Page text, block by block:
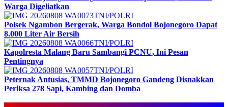
Warga Digeliatkan
TNI/POLRI
Polsek Ngambon Bergerak, Warga Bondol Bojonegoro Dapat
8.000 Liter Air Bersih
TNI/POLRI
Kapolresta Malang Baru Sambangi PCNU, Ini Pesan
Pentingnya
TNI/POLRI
Peternak Antusias, TMMD Bojonegoro Gandeng Disnakkan
Periksa 278 Sapi, Kambing dan Domba